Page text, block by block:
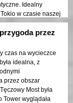
Idealny
w czasie naszej
przez
czas na wycieczce
idealna, z
przez obszar
Most była
Tower wyglądała